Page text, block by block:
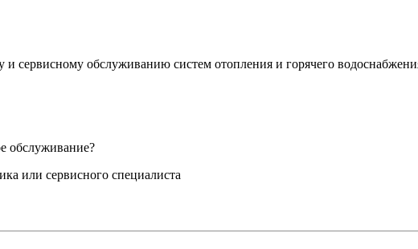
сервисному обслуживанию систем отопления и горячего
обслуживание?
или сервисного специалиста